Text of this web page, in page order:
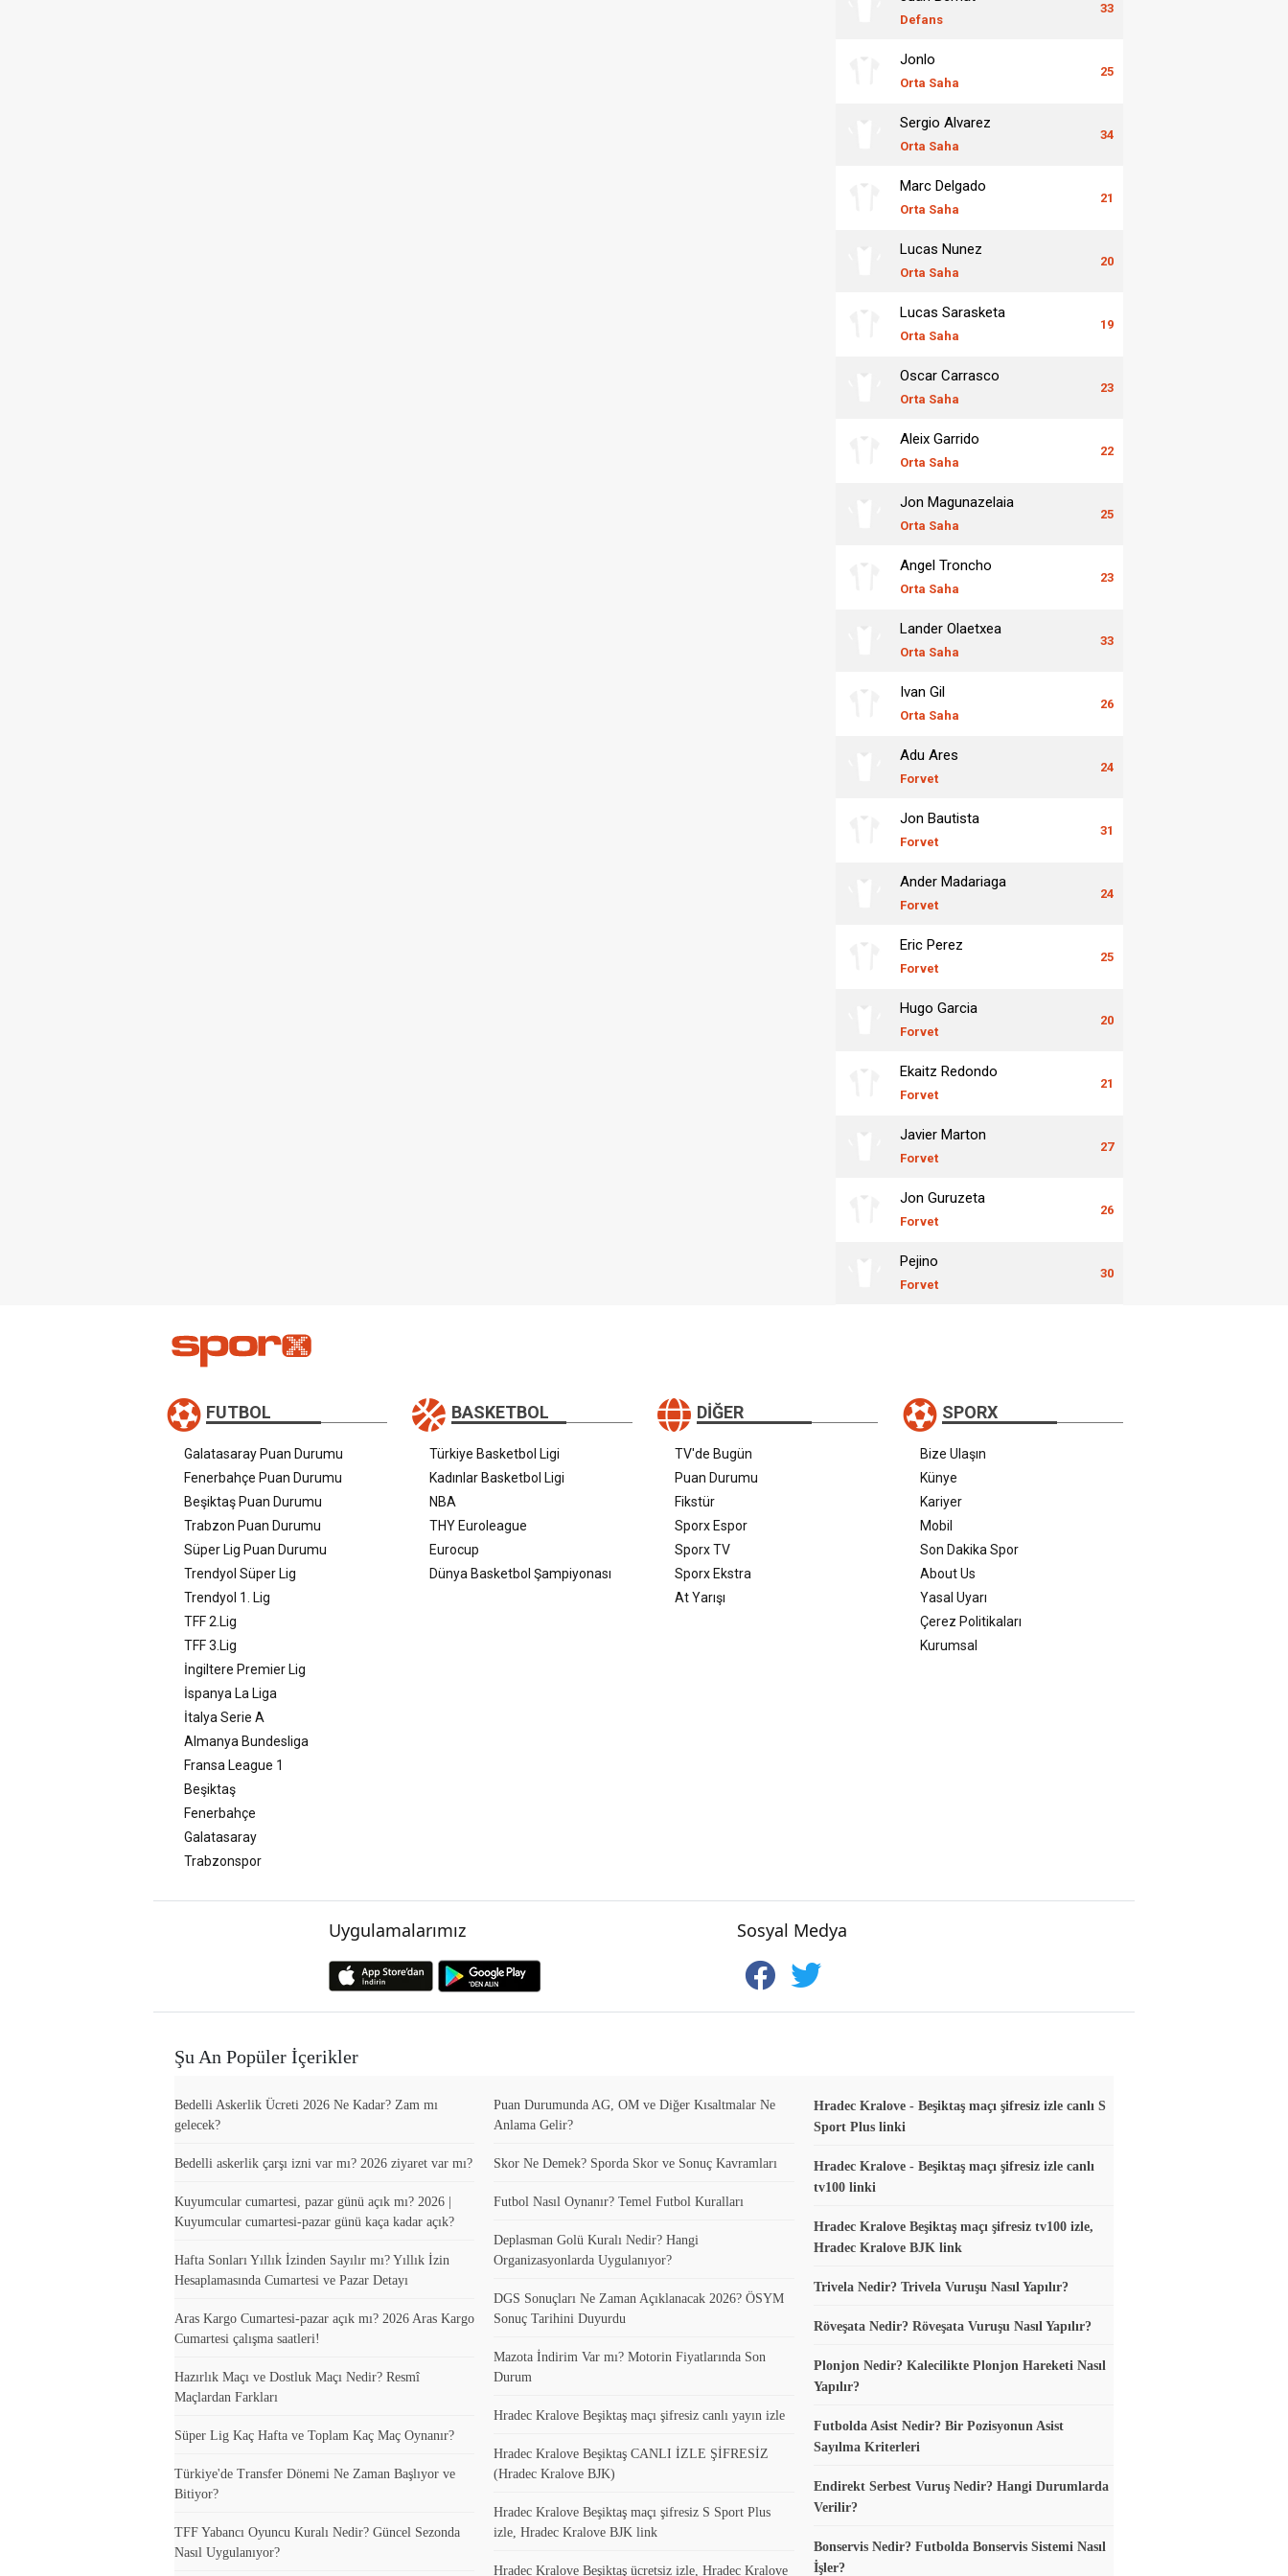
Defans
33
Jonlo
Orta Saha
25
Sergio Alvarez
Orta Saha
34
Marc Delgado
Orta Saha
21
Lucas Nunez
Orta Saha
20
Lucas Sarasketa
Orta Saha
19
Oscar Carrasco
Orta Saha
23
Aleix Garrido
Orta Saha
22
Jon Magunazelaia
Orta Saha
25
Angel Troncho
Orta Saha
23
Lander Olaetxea
Orta Saha
33
Ivan Gil
Orta Saha
26
Adu Ares
Forvet
24
Jon Bautista
Forvet
31
Ander Madariaga
Forvet
24
Eric Perez
Forvet
25
Hugo Garcia
Forvet
20
Ekaitz Redondo
Forvet
21
Javier Marton
Forvet
27
Jon Guruzeta
Forvet
26
Pejino
Forvet
30
FUTBOL
Galatasaray Puan Durumu
Fenerbahçe Puan Durumu
Beşiktaş Puan Durumu
Trabzon Puan Durumu
Süper Lig Puan Durumu
Trendyol Süper Lig
Trendyol 1. Lig
TFF 2.Lig
TFF 3.Lig
İngiltere Premier Lig
İspanya La Liga
İtalya Serie A
Almanya Bundesliga
Fransa League 1
Beşiktaş
Fenerbahçe
Galatasaray
Trabzonspor
BASKETBOL
Türkiye Basketbol Ligi
Kadınlar Basketbol Ligi
NBA
THY Euroleague
Eurocup
Dünya Basketbol Şampiyonası
DIĞER
TV'de Bugün
Puan Durumu
Fikstür
Sporx Espor
Sporx TV
Sporx Ekstra
At Yarışı
SPORX
Bize Ulaşın
Künye
Kariyer
Mobil
Son Dakika Spor
About Us
Yasal Uyarı
Çerez Politikaları
Kurumsal
Uygulamalarımız Sosyal Medya
Şu An Popüler İçerikler
Bedelli Askerlik Ücreti 2026 Ne Kadar? Zam mı
gelecek?
Bedelli askerlik çarşı izni var mı? 2026 ziyaret var mı?
Kuyumcular cumartesi, pazar günü açık mı? 2026 |
Kuyumcular cumartesi-pazar günü kaça kadar açık?
Hafta Sonları Yıllık İzinden Sayılır mı? Yıllık İzin
Hesaplamasında Cumartesi ve Pazar Detayı
Aras Kargo Cumartesi-pazar açık mı? 2026 Aras Kargo
Cumartesi çalışma saatleri!
Hazırlık Maçı ve Dostluk Maçı Nedir? Resmî
Maçlardan Farkları
Süper Lig Kaç Hafta ve Toplam Kaç Maç Oynanır?
Türkiye'de Transfer Dönemi Ne Zaman Başlıyor ve
Bitiyor?
TFF Yabancı Oyuncu Kuralı Nedir? Güncel Sezonda
Nasıl Uygulanıyor?
Puan Durumunda AG, OM ve Diğer Kısaltmalar Ne
Anlama Gelir?
Skor Ne Demek? Sporda Skor ve Sonuç Kavramları
Futbol Nasıl Oynanır? Temel Futbol Kuralları
Deplasman Golü Kuralı Nedir? Hangi
Organizasyonlarda Uygulanıyor?
DGS Sonuçları Ne Zaman Açıklanacak 2026? ÖSYM
Sonuç Tarihini Duyurdu
Mazota İndirim Var mı? Motorin Fiyatlarında Son
Durum
Hradec Kralove Beşiktaş maçı şifresiz canlı yayın izle
Hradec Kralove Beşiktaş CANLI İZLE ŞİFRESİZ
(Hradec Kralove BJK)
Hradec Kralove Beşiktaş maçı şifresiz S Sport Plus
izle, Hradec Kralove BJK link
Hradec Kralove Beşiktaş ücretsiz izle, Hradec Kralove
Hradec Kralove - Beşiktaş maçı şifresiz izle canlı S
Sport Plus linki
Hradec Kralove - Beşiktaş maçı şifresiz izle canlı
tv100 linki
Hradec Kralove Beşiktaş maçı şifresiz tv100 izle,
Hradec Kralove BJK link
Trivela Nedir? Trivela Vuruşu Nasıl Yapılır?
Röveşata Nedir? Röveşata Vuruşu Nasıl Yapılır?
Plonjon Nedir? Kalecilikte Plonjon Hareketi Nasıl
Yapılır?
Futbolda Asist Nedir? Bir Pozisyonun Asist
Sayılma Kriterleri
Endirekt Serbest Vuruş Nedir? Hangi Durumlarda
Verilir?
Bonservis Nedir? Futbolda Bonservis Sistemi Nasıl
İşler?